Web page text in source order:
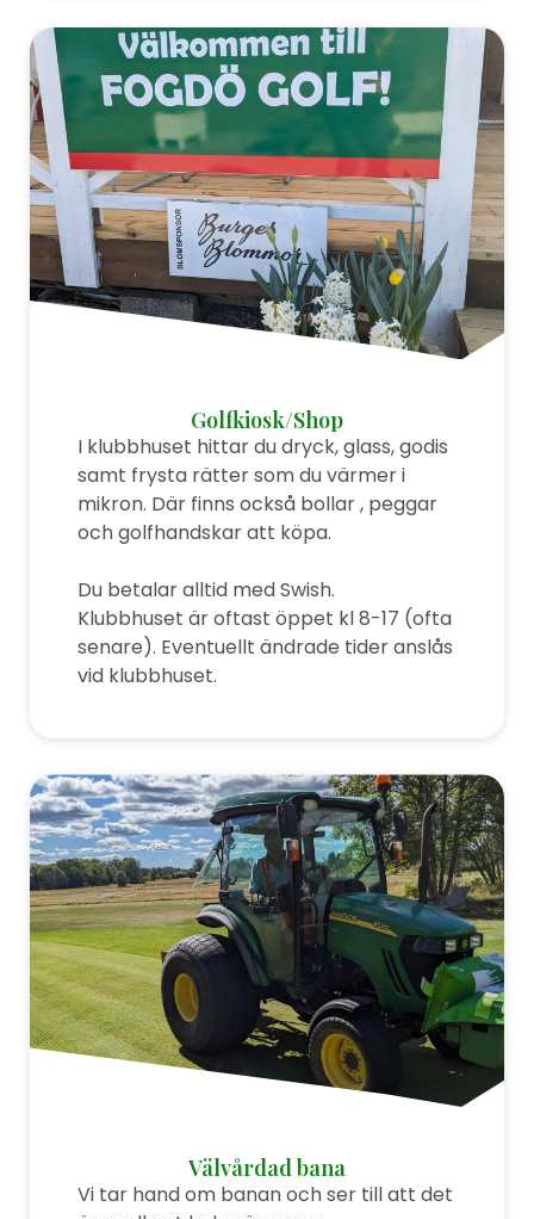
Golfkiosk/Shop
I klubbhuset hittar du dryck, glass, godis
samt frysta rätter som du värmer i
mikron. Där finns också bollar , peggar
och golfhandskar att köpa.
Du betalar alltid med Swish.
Klubbhuset är oftast öppet kl 8-17 (ofta
senare). Eventuellt ändrade tider anslås
vid klubbhuset.
Välvårdad bana
Vi tar hand om banan och ser till att det